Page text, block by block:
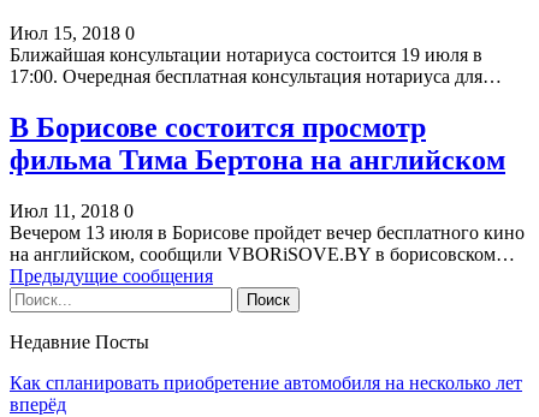
Июл 15, 2018 0
Ближайшая консультации нотариуса состоится 19 июля в
17:00. Очередная бесплатная консультация нотариуса для…
В Борисове состоится просмотр
фильма Тима Бертона на английском
Июл 11, 2018 0
Вечером 13 июля в Борисове пройдет вечер бесплатного кино
на английском, сообщили VBORiSOVE.BY в борисовском…
Предыдущие сообщения
Недавние Посты
Как спланировать приобретение автомобиля на несколько лет
вперёд